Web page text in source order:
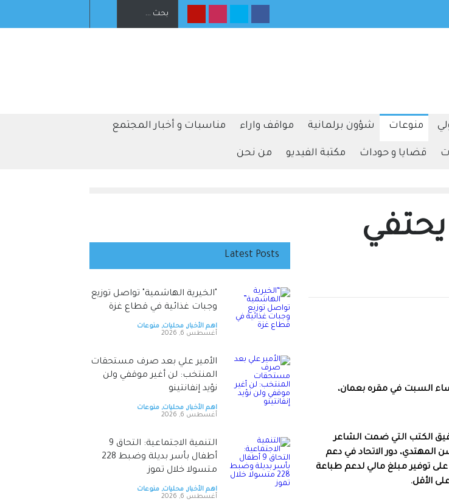
منوعات شؤون برلمانية مواقف واراء مناسبات و أخبار المجتمع
قضايا و حوداث مكتبة الفيديو من نحن
يحتفي
مساء السبت في مقره بعمان،
الكتب التي ضمت الشاعر
المهتدي، دور الاتحاد في دعم
على توفير مبلغ مالي لدعم طباعة
الأقل.
Latest Posts
"الخيرية الهاشمية" تواصل توزيع
وجبات غذائية في قطاع غزة
اهم الأخبار, محليات, منوعات
أغسطس 6, 2026
الأمير علي بعد صرف مستحقات
المنتخب: لن أغير موقفي ولن
نؤيد إنفانتينو
اهم الأخبار, محليات, منوعات
أغسطس 6, 2026
‏التنمية الاجتماعية: التحاق 9
أطفال بأسر بديلة وضبط 228
متسولا خلال تموز
اهم الأخبار, محليات, منوعات
أغسطس 6, 2026